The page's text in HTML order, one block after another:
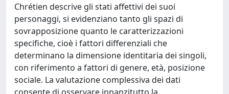
Chrétien descrive gli stati affettivi dei suoi
personaggi, si evidenziano tanto gli spazi di
sovrapposizione quanto le caratterizzazioni
specifiche, cioè i fattori differenziali che
determinano la dimensione identitaria dei singoli,
con riferimento a fattori di genere, età, posizione
sociale. La valutazione complessiva dei dati